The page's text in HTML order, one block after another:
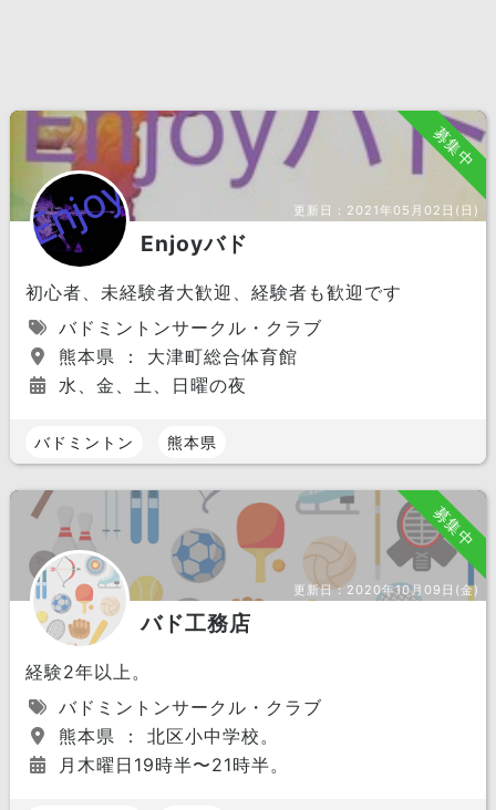
募集中
更新日： 2021年05月02日(日)
Enjoyバド
初心者、未経験者大歓迎、経験者も歓迎です
バドミントンサークル・クラブ
熊本県 ： 大津町総合体育館
水、金、土、日曜の夜
バドミントン 熊本県
募集中
更新日： 2020年10月09日(金)
バド工務店
経験2年以上。
バドミントンサークル・クラブ
熊本県 ： 北区小中学校。
月木曜日19時半〜21時半。